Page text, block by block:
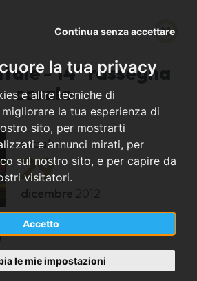
la tua privacy
e altre tecniche di
la tua esperienza di
sito, per mostrarti
e annunci mirati, per
sul nostro sito, e per capire da
visitatori.
Accetto
Continua senza accettare
le mie impostazioni
- 14^ rassegna
corale
sabato
29
dicembre 2012
Battista